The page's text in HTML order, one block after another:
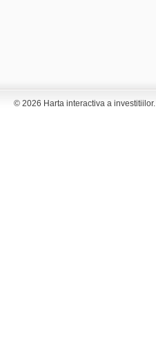
© 2026 Harta interactiva a investitiilor.